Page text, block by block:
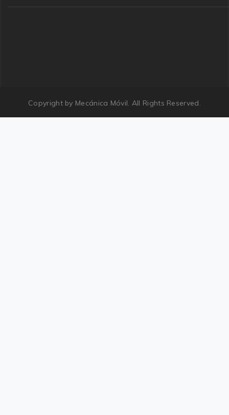
Copyright by Mecánica Móvil. All Rights Reserved.